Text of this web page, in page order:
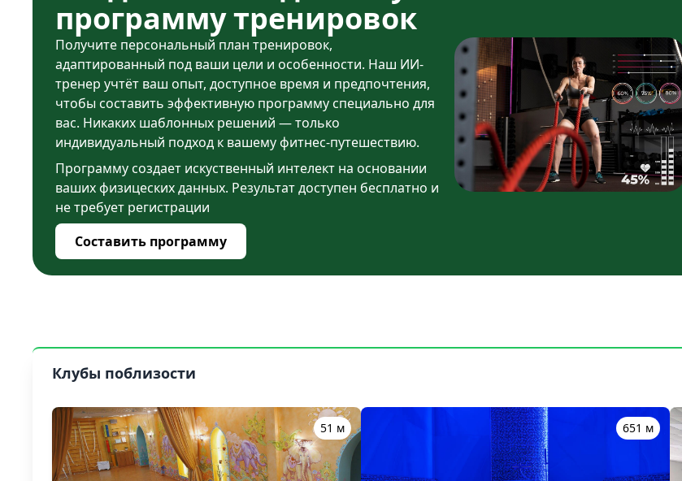
программу тренировок
Получите персональный план тренировок,
адаптированный под ваши цели и особенности. Наш ИИ-
тренер учтёт ваш опыт, доступное время и предпочтения,
чтобы составить эффективную программу специально для
вас. Никаких шаблонных решений — только
индивидуальный подход к вашему фитнес-путешествию.
Программу создает искуственный интелект на основании
ваших физицеских данных. Результат доступен бесплатно и
не требует регистрации
Составить программу
Клубы поблизости
51 м 651 м